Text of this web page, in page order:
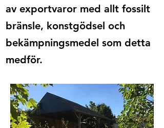
av exportvaror med allt fossilt
bränsle, konstgödsel och
bekämpningsmedel som detta
medför.